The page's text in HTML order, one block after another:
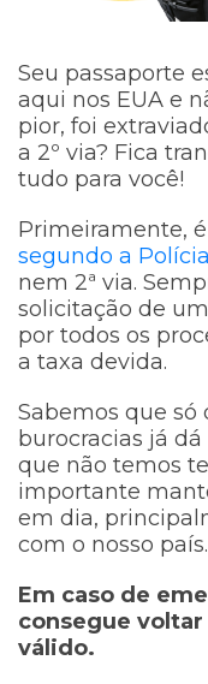
Seu passaporte
aqui nos EUA e
pior, foi
a 2º via? Fica
tudo para você!
Primeiramente,
segundo a
nem 2ª via.
solicitação de
por todos os
a taxa devida.
Sabemos que só
burocracias já
que não temos
importante
em dia,
com o nosso país.
Em caso de
consegue voltar
válido.